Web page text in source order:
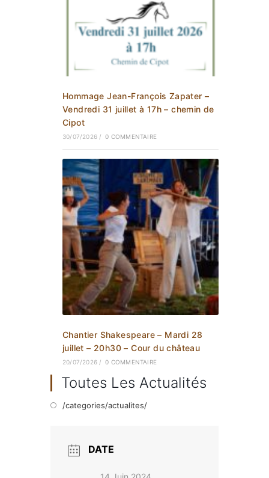
Hommage Jean-François Zapater –
Vendredi 31 juillet à 17h – chemin de
Cipot
30/07/2026 / 0 COMMENTAIRE
Chantier Shakespeare – Mardi 28
juillet – 20h30 – Cour du château
20/07/2026 / 0 COMMENTAIRE
Toutes Les Actualités
/categories/actualites/
DATE